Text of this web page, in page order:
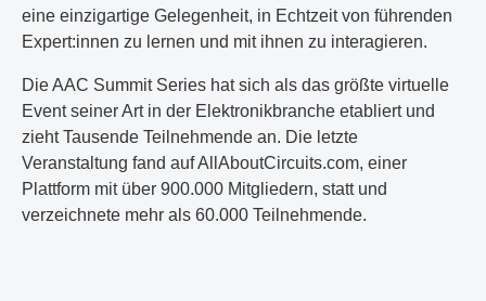
eine einzigartige Gelegenheit, in Echtzeit von führenden
Expert:innen zu lernen und mit ihnen zu interagieren.
Die AAC Summit Series hat sich als das größte virtuelle
Event seiner Art in der Elektronikbranche etabliert und
zieht Tausende Teilnehmende an. Die letzte
Veranstaltung fand auf AllAboutCircuits.com, einer
Plattform mit über 900.000 Mitgliedern, statt und
verzeichnete mehr als 60.000 Teilnehmende.